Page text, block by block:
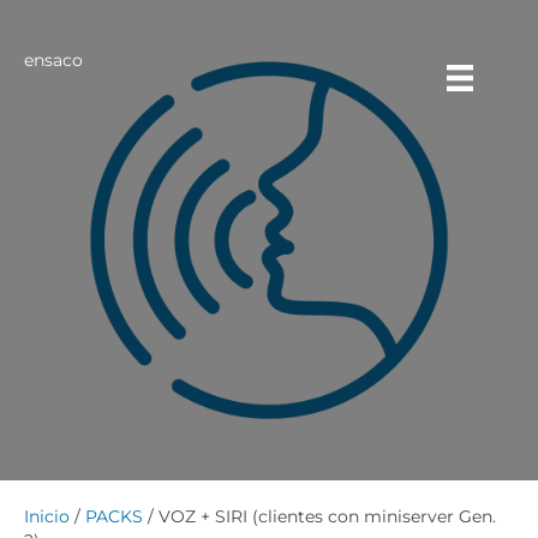
ensaco
Inicio / PACKS / VOZ + SIRI (clientes con miniserver Gen.